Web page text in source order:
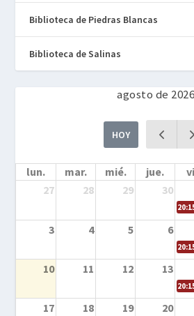
Biblioteca de Piedras Blancas
Biblioteca de Salinas
agosto de 2026
HOY
lun. mar. mié. jue.
27
28 29 30
3 4 5 6
10 11 12 13
17 18 19 20